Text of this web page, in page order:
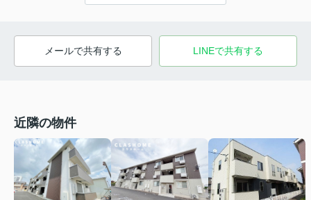
メールで共有する LINEで共有する
近隣の物件